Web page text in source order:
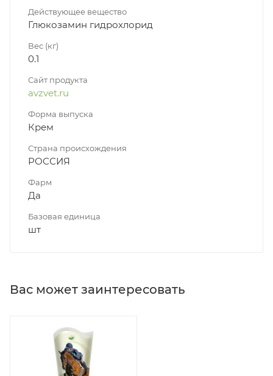
Действующее вещество
Глюкозамин гидрохлорид
Вес (кг)
0.1
Сайт продукта
avzvet.ru
Форма выпуска
Крем
Страна происхождения
РОССИЯ
Фарм
Да
Базовая единица
шт
Вас может заинтересовать